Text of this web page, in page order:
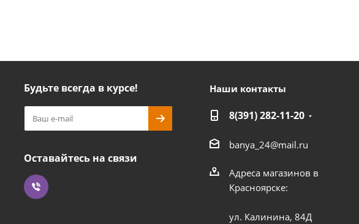
Будьте всегда в курсе!
Оставайтесь на связи
Наши контакты
8(391) 282-11-20
banya_24@mail.ru
Адреса магазинов в
Красноярске:
ул. Калинина, 84Д